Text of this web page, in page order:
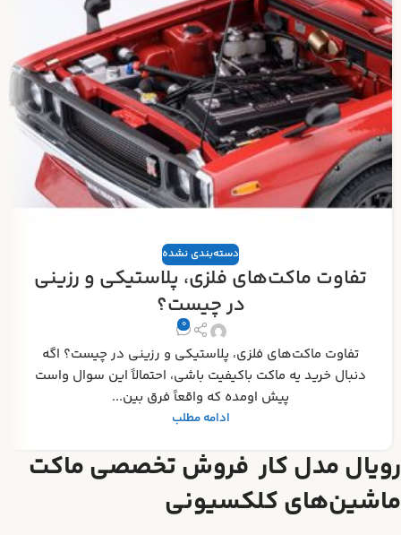
دسته‌بندی نشده
تفاوت ماکت‌های فلزی، پلاستیکی و رزینی
در چیست؟
0
تفاوت ماکت‌های فلزی، پلاستیکی و رزینی در چیست؟ اگه
دنبال خرید یه ماکت باکیفیت باشی، احتمالاً این سوال واست
پیش اومده که واقعاً فرق بین...
ادامه مطلب
رویال مدل کار فروش تخصصی ماکت
ماشین‌های کلکسیونی